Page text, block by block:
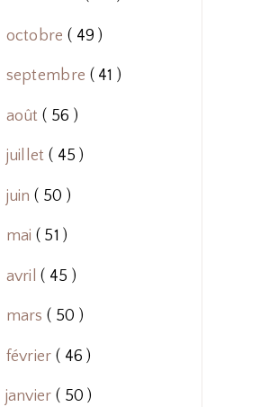
octobre ( 49 )
septembre ( 41 )
août ( 56 )
juillet ( 45 )
juin ( 50 )
mai ( 51 )
avril( 45 )
mars ( 50 )
février ( 46 )
janvier ( 50 )